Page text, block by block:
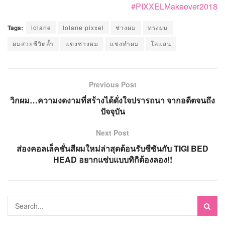
#PIXXELMakeover2018
Tags: lolane lolane pixxel ช่างผม
ทรงผม
ผมสวยชีวิตล้ำ
แข่งช่างผม แข่งทำผม โลแลน
Previous Post
วิกผม…ความงดงามที่สร้างได้ดั่งใจปรารถนา จากอดีตจนถึง
ปัจจุบัน
Next Post
ส่องคอลเล็คชั่นสีผมใหม่ล่าสุดต้อนรับซีซันกับ TIGI BED
HEAD อยากแซ่บแบบทิกิต้องลอง!!